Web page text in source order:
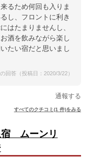
るため何回も入りま
し、フロントに利き
はたまりませんし、
酒を飲みながら楽し
たい宿だと思いまし
回答（投稿日：2020/3/22）
通報する
すべてのクチコミ(1 件)をみる
宿 ムーンリ